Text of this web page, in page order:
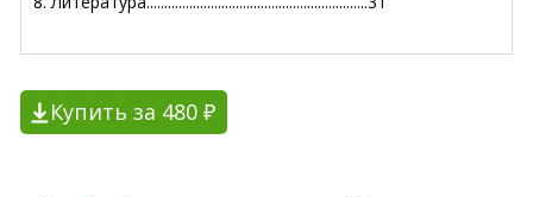
Купить за 480 ₽